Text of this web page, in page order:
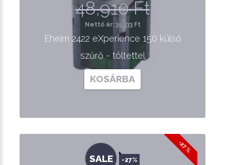
48,910 Ft
Nettó ár: 35,333 Ft
Eheim 2422 eXperience 150 külső
szűrő - töltettel
KOSÁRBA
-27 %
SALE -27%